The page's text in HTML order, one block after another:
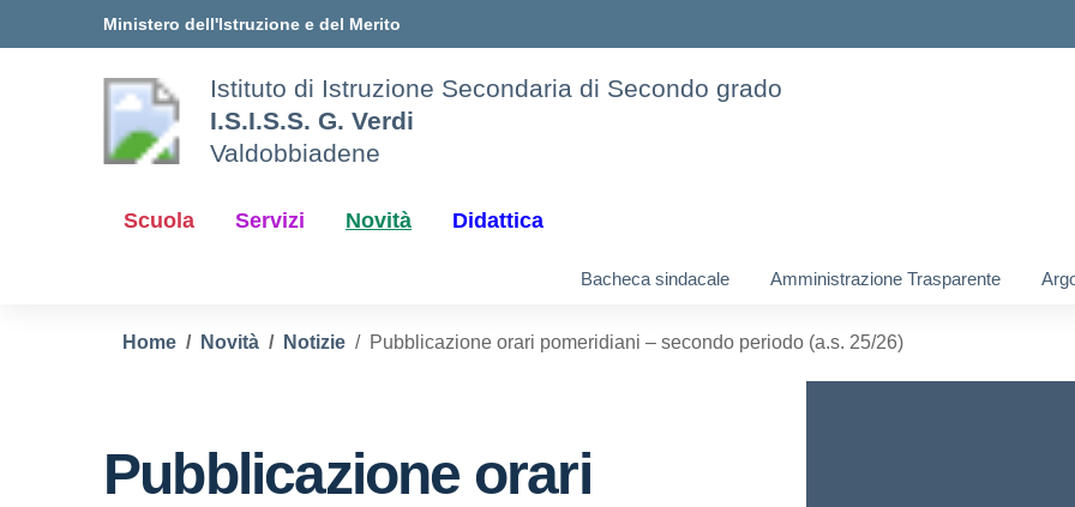
Ministero dell'Istruzione e del Merito
Istituto di Istruzione Secondaria di Secondo grado
I.S.I.S.S. G. Verdi
Valdobbiadene
Scuola Servizi Novità Didattica
Bacheca sindacale Amministrazione Trasparente
Home Novità Notizie Pubblicazione orari pomeridiani – secondo periodo (a.s. 25/26)
Pubblicazione orari